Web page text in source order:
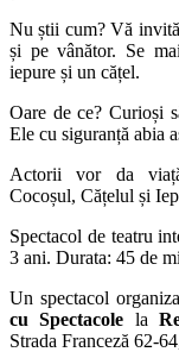
Nu știi cum? Vă
și pe vânător. Se
iepure și un cățel.
Oare de ce? Curioși
Ele cu siguranță abia
Actorii vor da
Cocoșul, Cățelul și
Spectacol de teatru
3 ani. Durata: 45 de
Un spectacol
cu Spectacole la
Strada Franceză 62-